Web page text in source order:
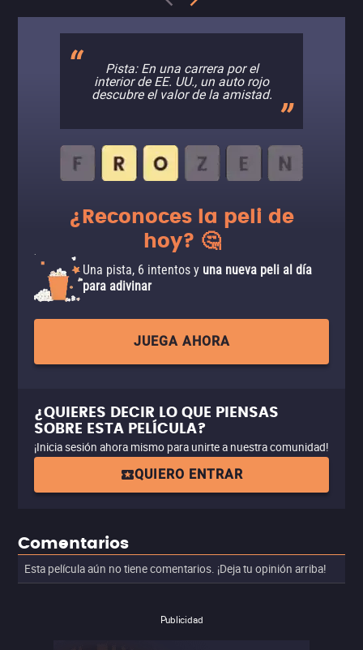
Pista: En una carrera por el
interior de EE. UU., un auto rojo
descubre el valor de la amistad.
¿Reconoces la peli de
hoy? 🤔
Una pista, 6 intentos y una nueva peli al día
para adivinar
JUEGA AHORA
¿QUIERES DECIR LO QUE PIENSAS
SOBRE ESTA PELÍCULA?
¡Inicia sesión ahora mismo para unirte a nuestra comunidad!
QUIERO ENTRAR
Comentarios
Esta película aún no tiene comentarios. ¡Deja tu opinión arriba!
Publicidad